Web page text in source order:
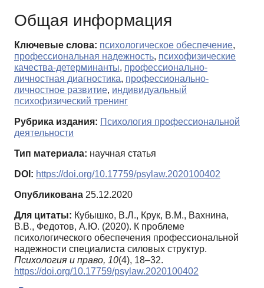
Общая информация
Ключевые слова: психологическое обеспечение,
профессиональная надежность, психофизические
качества-детерминанты, профессионально-
личностная диагностика, профессионально-
личностное развитие, индивидуальный
психофизический тренинг
Рубрика издания: Психология профессиональной
деятельности
Тип материала: научная статья
DOI: https://doi.org/10.17759/psylaw.2020100402
Опубликована 25.12.2020
Для цитаты: Кубышко, В.Л., Крук, В.М., Вахнина,
В.В., Федотов, А.Ю. (2020). К проблеме
психологического обеспечения профессиональной
надежности специалиста силовых структур.
Психология и право, 10(4), 18–32.
https://doi.org/10.17759/psylaw.2020100402